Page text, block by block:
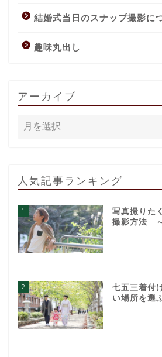
結婚式当日のスナップ撮影に
趣味丸出し
アーカイブ
人気記事ランキング
1
写真撮りた
撮影方法
2
七五三着付
い場所を選